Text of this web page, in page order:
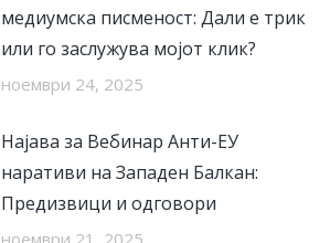
медиумска писменост: Дали е трик
или го заслужува мојот клик?
ноември 24, 2025
Најава за Вебинар Анти-ЕУ
наративи на Западен Балкан:
Предизвици и одговори
ноември 21, 2025